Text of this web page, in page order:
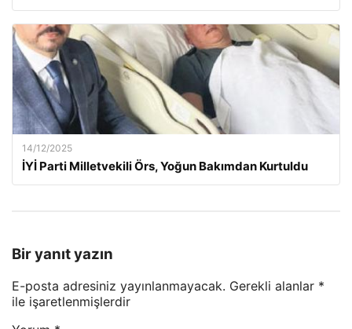
14/12/2025
İYİ Parti Milletvekili Örs, Yoğun Bakımdan Kurtuldu
Bir yanıt yazın
E-posta adresiniz yayınlanmayacak. Gerekli alanlar *
ile işaretlenmişlerdir